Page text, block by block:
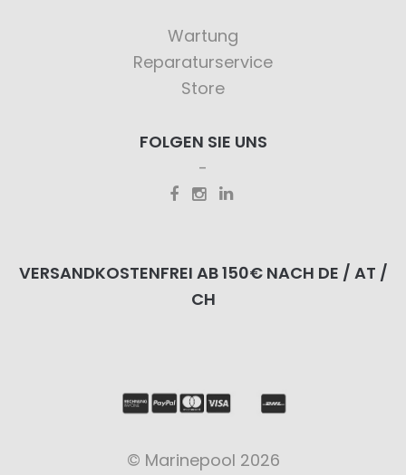
Wartung
Reparaturservice
Store
FOLGEN SIE UNS
VERSANDKOSTENFREI AB 150€ NACH DE / AT /
CH
© Marinepool 2026